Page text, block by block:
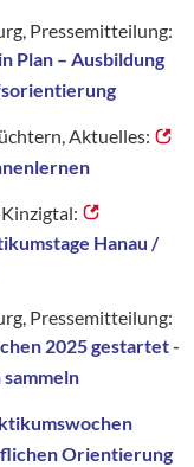
Pressemitteilung:
Plan – Ausbildung
Aktuelles:
Hanau /
Pressemitteilung:
2025 gestartet -
Orientierung